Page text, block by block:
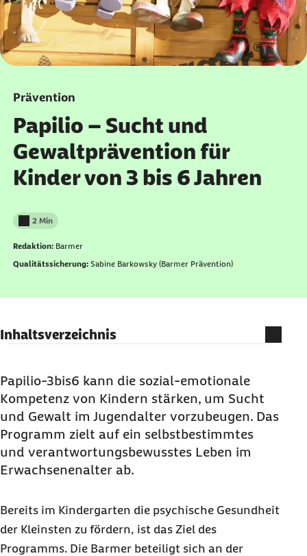
Prävention
Papilio – Sucht und
Gewaltprävention für
Kinder von 3 bis 6 Jahren
Lesedauer weniger als
2 Min
Redaktion: Barmer
Qualitätssicherung: Sabine Barkowsky (Barmer Prävention)
Inhaltsverzeichnis
Zielgruppen von Papilio
Inhalte des Programms
Module und Fortbildungen
Kontakt zu Papilio
Papilio-3bis6 kann die sozial-emotionale
Kompetenz von Kindern stärken, um Sucht
und Gewalt im Jugendalter vorzubeugen. Das
Programm zielt auf ein selbstbestimmtes
und verantwortungsbewusstes Leben im
Erwachsenenalter ab.
Bereits im Kindergarten die psychische Gesundheit
der Kleinsten zu fördern, ist das Ziel des
Programms. Die Barmer beteiligt sich an der